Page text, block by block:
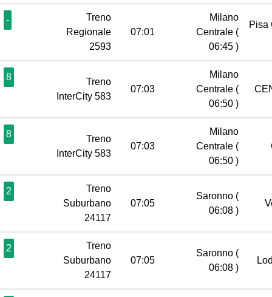
-
Treno
Regionale
2593
07:01
Milano
Centrale (
06:45 )
Pisa
8
Treno
InterCity 583
07:03
Milano
Centrale (
06:50 )
8
Treno
InterCity 583
07:03
Milano
Centrale (
06:50 )
2
Treno
Suburbano
24117
07:05
Saronno (
06:08 )
2
Treno
Suburbano
24117
07:05
Saronno (
06:08 )